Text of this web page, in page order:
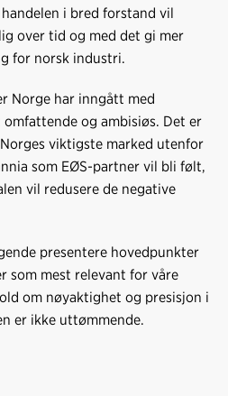
i bred forstand vil
over tid og med det gi mer
for norsk industri.
Norge har inngått med
og ambisiøs. Det er
viktigste marked utenfor
som EØS-partner vil bli følt,
vil redusere de negative
presentere hovedpunkter
som mest relevant for våre
om nøyaktighet og presisjon i
er ikke uttømmende.